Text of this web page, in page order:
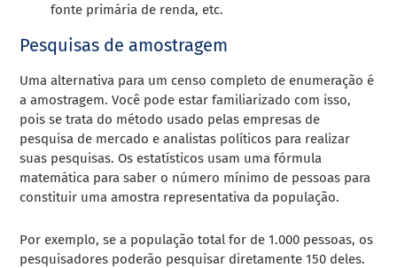
fonte primária de renda, etc.
Pesquisas de amostragem
Uma alternativa para um censo completo de enumeração é
a amostragem. Você pode estar familiarizado com isso,
pois se trata do método usado pelas empresas de
pesquisa de mercado e analistas políticos para realizar
suas pesquisas. Os estatísticos usam uma fórmula
matemática para saber o número mínimo de pessoas para
constituir uma amostra representativa da população.
Por exemplo, se a população total for de 1.000 pessoas, os
pesquisadores poderão pesquisar diretamente 150 deles.